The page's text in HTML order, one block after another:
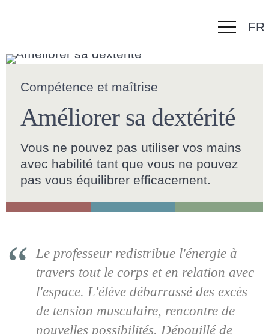
Aller
contenu
FR
Compétence et maîtrise
Améliorer sa dextérité
Vous ne pouvez pas utiliser vos mains
avec habilité tant que vous ne pouvez
pas vous équilibrer efficacement.
Le professeur redistribue l'énergie à
travers tout le corps et en relation avec
l'espace. L'élève débarrassé des excès
de tension musculaire, rencontre de
nouvelles possibilités. Dépouillé de